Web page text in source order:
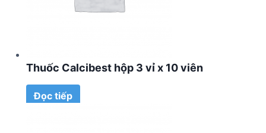
Thuốc Calcibest hộp 3 vỉ x 10 viên
Đọc tiếp